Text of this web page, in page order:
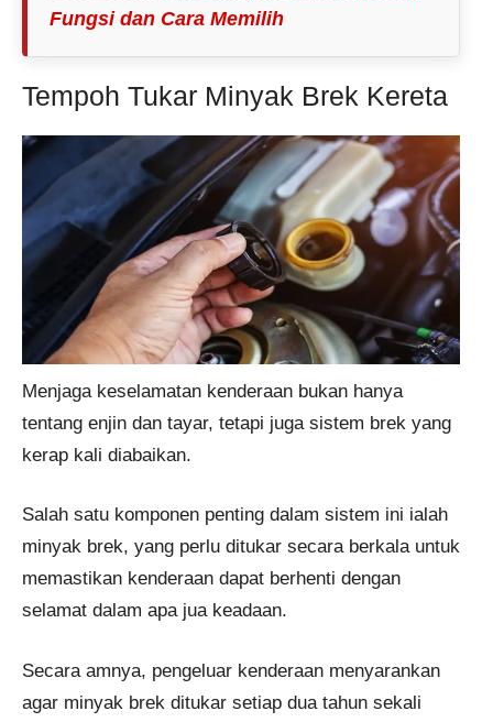
Fungsi dan Cara Memilih
Tempoh Tukar Minyak Brek Kereta
Menjaga keselamatan kenderaan bukan hanya
tentang enjin dan tayar, tetapi juga sistem brek yang
kerap kali diabaikan.
Salah satu komponen penting dalam sistem ini ialah
minyak brek, yang perlu ditukar secara berkala untuk
memastikan kenderaan dapat berhenti dengan
selamat dalam apa jua keadaan.
Secara amnya, pengeluar kenderaan menyarankan
agar minyak brek ditukar setiap dua tahun sekali